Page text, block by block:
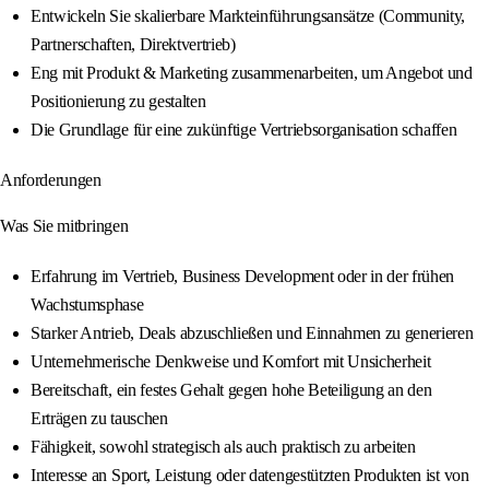
Entwickeln Sie skalierbare Markteinführungsansätze (Community,
Partnerschaften, Direktvertrieb)
Eng mit Produkt & Marketing zusammenarbeiten, um Angebot und
Positionierung zu gestalten
Die Grundlage für eine zukünftige Vertriebsorganisation schaffen
Anforderungen
Was Sie mitbringen
Erfahrung im Vertrieb, Business Development oder in der frühen
Wachstumsphase
Starker Antrieb, Deals abzuschließen und Einnahmen zu generieren
Unternehmerische Denkweise und Komfort mit Unsicherheit
Bereitschaft, ein festes Gehalt gegen hohe Beteiligung an den
Erträgen zu tauschen
Fähigkeit, sowohl strategisch als auch praktisch zu arbeiten
Interesse an Sport, Leistung oder datengestützten Produkten ist von